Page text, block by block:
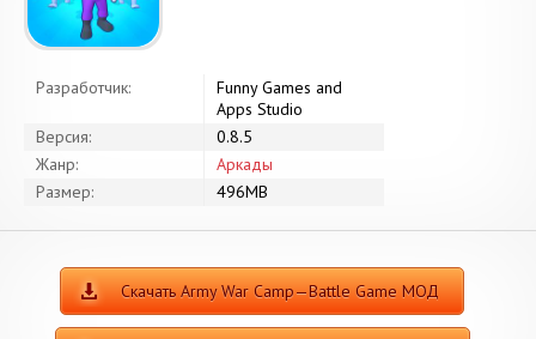
Разработчик:
Funny Games and
Apps Studio
Версия:
0.8.5
Жанр:
Аркады
Размер:
496MB
Скачать Army War Camp—Battle Game МОД